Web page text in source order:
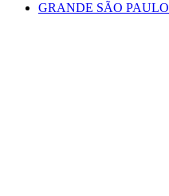
GRANDE SÃO PAULO